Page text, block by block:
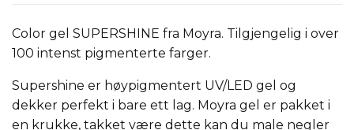
Color gel SUPERSHINE fra Moyra. Tilgjengelig i over
100 intenst pigmenterte farger.
Supershine er høypigmentert UV/LED gel og
dekker perfekt i bare ett lag. Moyra gel er pakket i
en krukke, takket være dette kan du male negler